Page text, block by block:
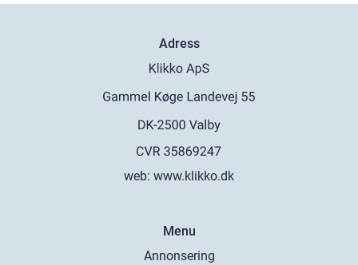
Adress
web: www.klikko.dk
Menu
Annonsering